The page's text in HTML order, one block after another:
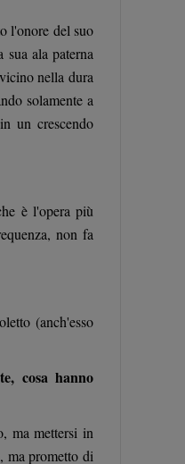
l'onore del suo
ala paterna
nella dura
solamente a
un crescendo
è l'opera più
non fa
(anch'esso
cosa hanno
ma mettersi in
ma prometto di